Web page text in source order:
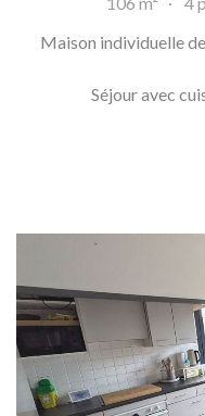
Maison individuelle
Séjour avec